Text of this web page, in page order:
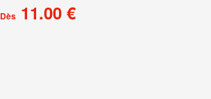
Dès11.00 €